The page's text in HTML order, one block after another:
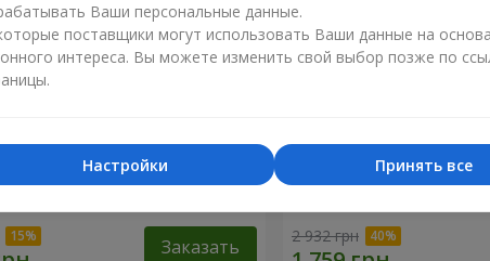
любви" +
Заказать
9 веток фиолетовой
2 932 грн
Ваши персональные данные.
поставщики могут использовать Ваши данные на
интереса. Вы можете изменить свой выбор позже по
Принять все
Настройки